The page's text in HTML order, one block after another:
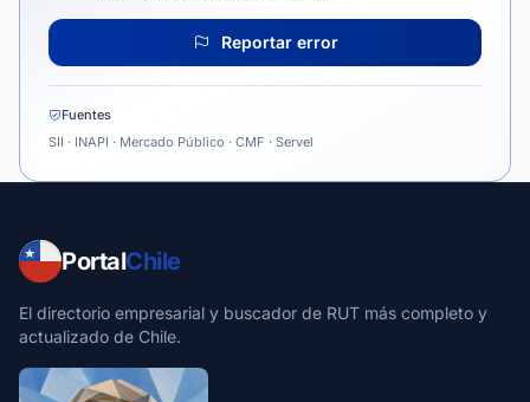
Reportar error
Fuentes
SII · INAPI · Mercado Público · CMF · Servel
PortalChile
El directorio empresarial y buscador de RUT más completo y
actualizado de Chile.